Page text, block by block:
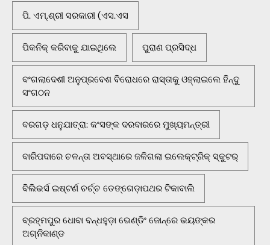
ପି. ଏମ୍.ଶ୍ରୀ ସରକାରୀ (ଏସ.ଏସ
ପିକନିକ୍‌ କରିବାକୁ ଯାଇଥିଲେ ପୁରାଣ ପ୍ରସିଦ୍ଧ
ବଂଗଲାଦେଶୀ ଅନୁପ୍ରବେଶ ବିରୋଧରେ ରାସ୍ତାକୁ ଓହ୍ଲାଇଲେ ହିନ୍ଦୁ
ସଂଗଠନ
ବରଗଡ଼ ଧନୁଯାତ୍ରା: କଂସଙ୍କ ଦରବାରରେ ମୁଖ୍ୟମନ୍ତ୍ରୀ
ବାରିପଦାରେ ଚଳନ୍ତା ଅବସ୍ଥାରେ ଜଳିଗଲା ଇଲେକ୍ଟ୍ରିକ୍ ସ୍କୁଟର୍
ବିଲିଭର୍ସ ଇଷ୍ଟର୍ଣ ଚର୍ଚ୍ଚ ତେଙ୍ଗେଡ଼ାପଥର ଟିକାବାଲି
ବ୍ରହ୍ମପୁର ଧୋବା ବନ୍ଧହୁଡ଼ା ଭେଣ୍ଡିଂ ଜୋନ୍‌ରେ ଭୟଙ୍କର
ଅଗ୍ନିକାଣ୍ଡ